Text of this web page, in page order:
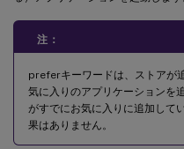
注：
preferキーワードは、ストアが
気に入りのアプリケーションを
がすでにお気に入りに追加して
果はありません。